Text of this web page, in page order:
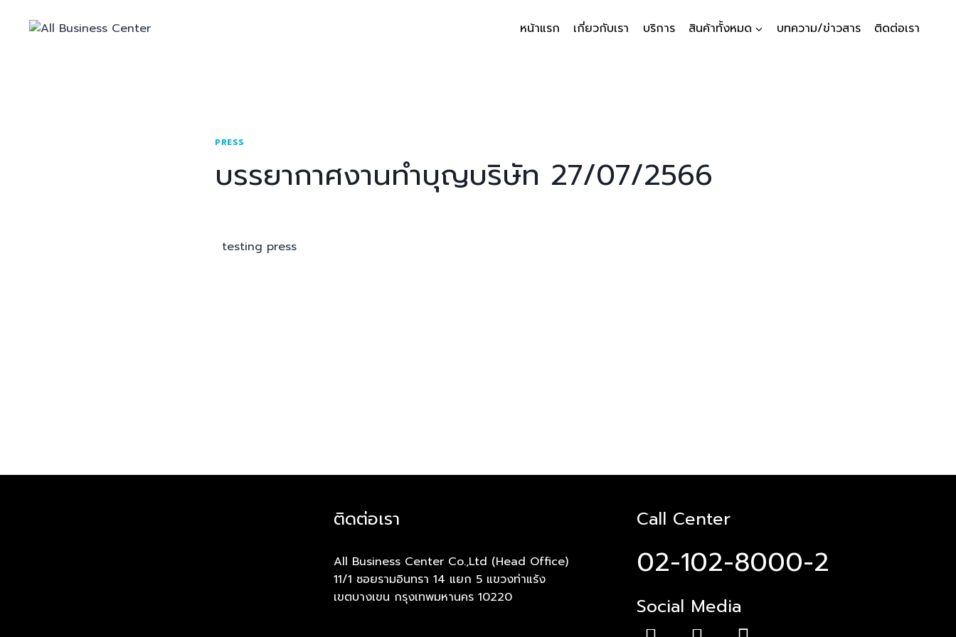
หน้าแรก เกี่ยวกับเรา บริการ สินค้าทั้งหมด บทความ/ข่าวสาร ติดต่อเรา
PRESS
บรรยากาศงานทำบุญบริษัท 27/07/2566
testing press
ติดต่อเรา
All Business Center Co.,Ltd (Head Office)
11/1 ซอยรามอินทรา 14 แยก 5 แขวงท่าแร้ง
เขตบางเขน กรุงเทพมหานคร 10220
Call Center
02-102-8000-2
Social Media